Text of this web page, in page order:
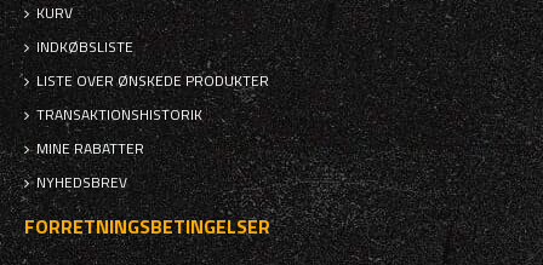
KURV
INDKØBSLISTE
LISTE OVER ØNSKEDE PRODUKTER
TRANSAKTIONSHISTORIK
MINE RABATTER
NYHEDSBREV
FORRETNINGSBETINGELSER